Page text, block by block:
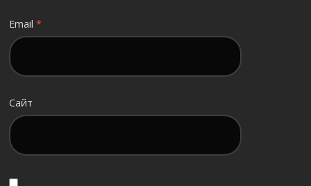
Email*
Сайт